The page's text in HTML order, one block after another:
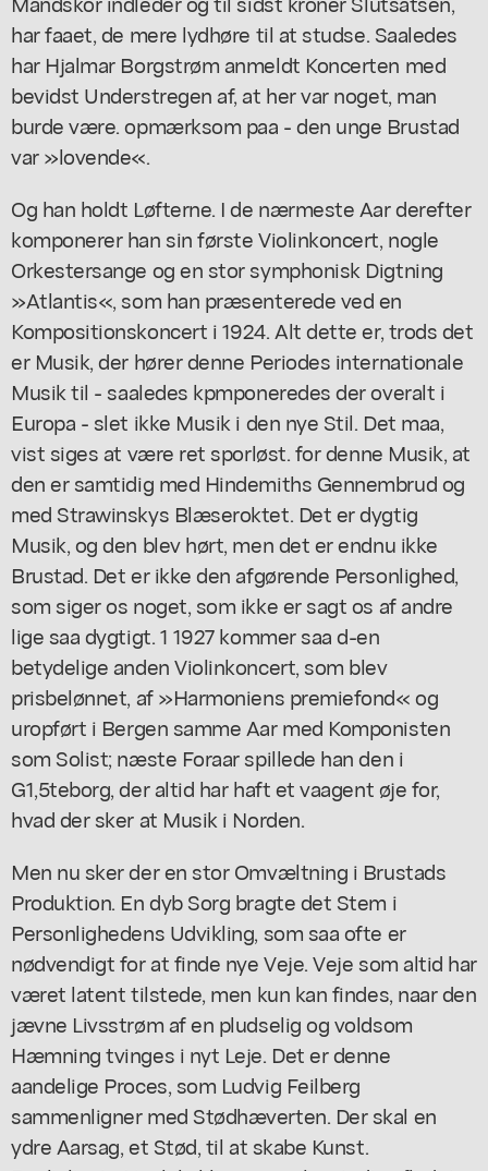
har faaet, de mere lydhøre til at studse. Saaledes
har Hjalmar Borgstrøm anmeldt Koncerten med
bevidst Understregen af, at her var noget, man
burde være. opmærksom paa - den unge Brustad
var »lovende«.
Og han holdt Løfterne. I de nærmeste Aar derefter
komponerer han sin første Violinkoncert, nogle
Orkestersange og en stor symphonisk Digtning
»Atlantis«, som han præsenterede ved en
Kompositionskoncert i 1924. Alt dette er, trods det
er Musik, der hører denne Periodes internationale
Musik til - saaledes kpmponeredes der overalt i
Europa - slet ikke Musik i den nye Stil. Det maa,
vist siges at være ret sporløst. for denne Musik, at
den er samtidig med Hindemiths Gennembrud og
med Strawinskys Blæseroktet. Det er dygtig
Musik, og den blev hørt, men det er endnu ikke
Brustad. Det er ikke den afgørende Personlighed,
som siger os noget, som ikke er sagt os af andre
lige saa dygtigt. 1 1927 kommer saa d-en
betydelige anden Violinkoncert, som blev
prisbelønnet, af »Harmoniens premiefond« og
uropført i Bergen samme Aar med Komponisten
som Solist; næste Foraar spillede han den i
G1,5teborg, der altid har haft et vaagent øje for,
hvad der sker at Musik i Norden.
Men nu sker der en stor Omvæltning i Brustads
Produktion. En dyb Sorg bragte det Stem i
Personlighedens Udvikling, som saa ofte er
nødvendigt for at finde nye Veje. Veje som altid har
været latent tilstede, men kun kan findes, naar den
jævne Livsstrøm af en pludselig og voldsom
Hæmning tvinges i nyt Leje. Det er denne
aandelige Proces, som Ludvig Feilberg
sammenligner med Stødhæverten. Der skal en
ydre Aarsag, et Stød, til at skabe Kunst.